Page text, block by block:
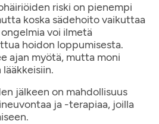
riski on pienempi
koska sädehoito vaikuttaa
voi ilmetä
hoidon loppumisesta.
ajan myötä, mutta moni
jälkeen on mahdollisuus
ja -terapiaa, joilla